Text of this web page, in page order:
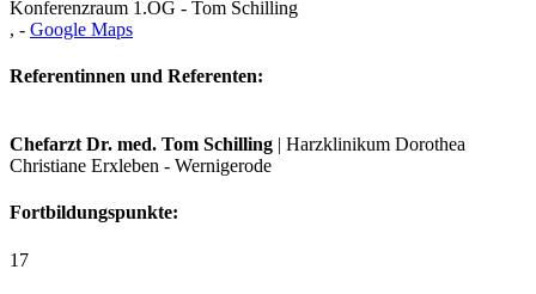
Konferenzraum 1.OG - Tom Schilling
, - Google Maps
Referentinnen und Referenten:
Chefarzt Dr. med. Tom Schilling | Harzklinikum Dorothea
Christiane Erxleben - Wernigerode
Fortbildungspunkte:
17